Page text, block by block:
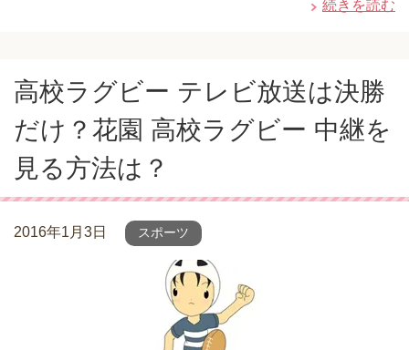
続きを読む
高校ラグビー テレビ放送は決勝
だけ？花園 高校ラグビー 中継を
見る方法は？
2016年1月3日 スポーツ